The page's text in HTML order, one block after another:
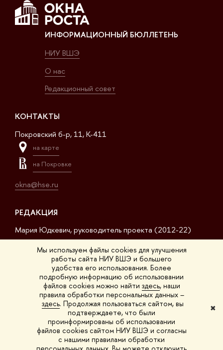
Мы используем файлы cookies для улучшения
работы сайта НИУ ВШЭ и большего
удобства его использования. Более
подробную информацию об использовании
файлов cookies можно найти здесь, наши
правила обработки персональных данных –
здесь. Продолжая пользоваться сайтом, вы
подтверждаете, что были
проинформированы об использовании
файлов cookies сайтом НИУ ВШЭ и согласны
с нашими правилами обработки
✖
ИНФОРМАЦИОННЫЙ БЮЛЛЕТЕНЬ
НИУ ВШЭ
О нас
Редакционный совет
КОНТАКТЫ
Покровский б-р, 11, K-411
на карте
на Покровке
okna@hse.ru
РЕДАКЦИЯ
Мария Юдкевич, руководитель проекта (2012-22)
Дмитрий Дагаев, руководитель проекта (2022-23)
Сергей Матвеев, шеф-редактор (2017-23)
Арсений Кустов, редактор сайта
Владимир Селивёрстов, обозреватель
Анна Шестакова, обозреватель